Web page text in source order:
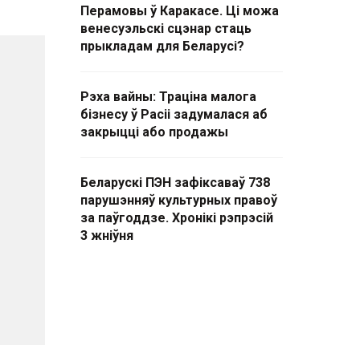
Перамовы ў Каракасе. Ці можа
венесуэльскі сцэнар стаць
прыкладам для Беларусі?
Рэха вайны: Траціна малога
бізнесу ў Расіі задумалася аб
закрыцці або продажы
Беларускі ПЭН зафіксаваў 738
парушэнняў культурных правоў
за паўгоддзе. Хронікі рэпрэсій
3 жніўня